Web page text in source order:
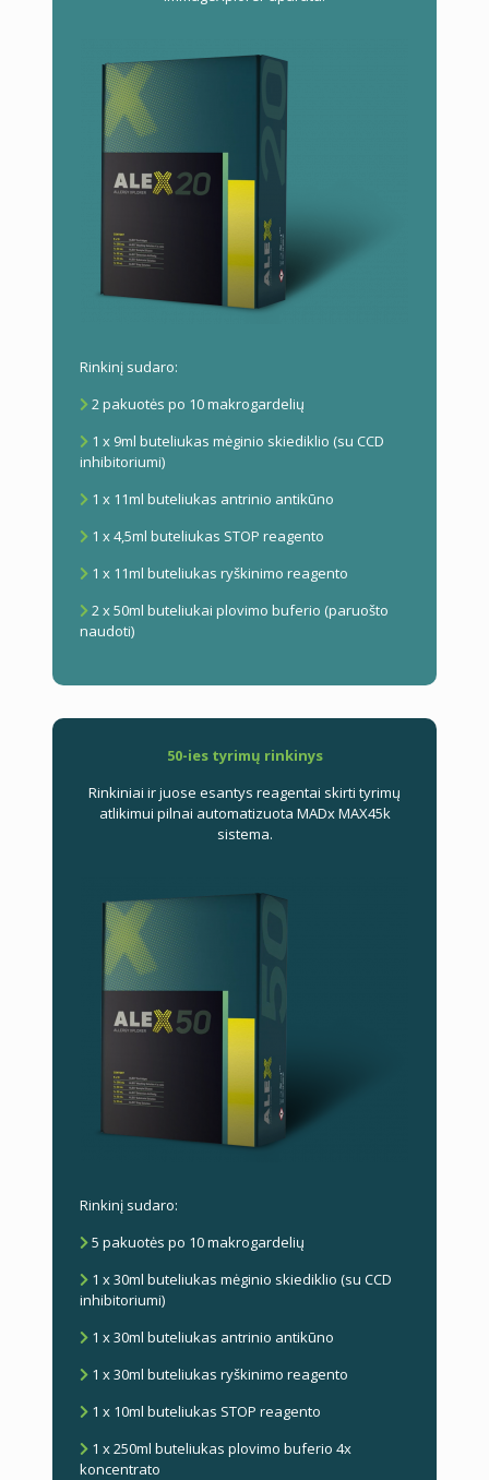
Rinkinį sudaro:
2 pakuotės po 10 makrogardelių
1 x 9ml buteliukas mėginio skiediklio (su CCD
inhibitoriumi)
1 x 11ml buteliukas antrinio antikūno
1 x 4,5ml buteliukas STOP reagento
1 x 11ml buteliukas ryškinimo reagento
2 x 50ml buteliukai plovimo buferio (paruošto
naudoti)
50-ies tyrimų rinkinys
Rinkiniai ir juose esantys reagentai skirti tyrimų
atlikimui pilnai automatizuota MADx MAX45k
sistema.
Rinkinį sudaro:
5 pakuotės po 10 makrogardelių
1 x 30ml buteliukas mėginio skiediklio (su CCD
inhibitoriumi)
1 x 30ml buteliukas antrinio antikūno
1 x 30ml buteliukas ryškinimo reagento
1 x 10ml buteliukas STOP reagento
1 x 250ml buteliukas plovimo buferio 4x
koncentrato